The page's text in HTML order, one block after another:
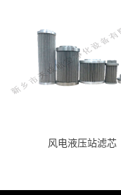
风电液压站滤芯